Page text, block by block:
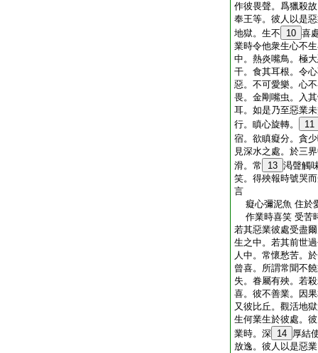
作彼畏聲。爲獵殺
奉王等。彼人以是
地獄。生不
10 喜
業時令他衆生心不
中。熱炎嘴鳥。極
干。食其耳根。令
惡。不可愛樂。心
畏。金剛嘴虫。入
耳。如是乃至惡業
行。瞋心旋轉。
11
宿。欲瞋癡分。貪
見深水之處。於三
滑。常
13 渇聲觸
笑。得殃報時號哭
言
癡心彌泥魚 住於
作業時喜笑 受苦
若其惡業彼處受盡
生之中。若其前世
人中。常懷愁苦。
曾喜。所謂常聞不
失。眷屬有殃。若
喜。彼不善業。因
又彼比丘。觀活地
生何業生於彼處。
業時。深 14 厚結
放逸。彼人以是惡